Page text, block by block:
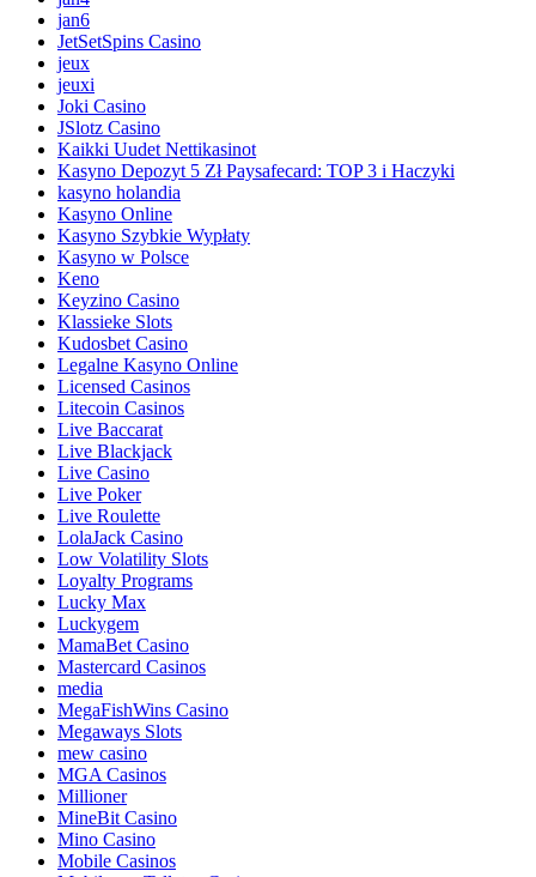
jan6
JetSetSpins Casino
jeux
jeuxi
Joki Casino
JSlotz Casino
Kaikki Uudet Nettikasinot
Kasyno Depozyt 5 Zł Paysafecard: TOP 3 i Haczyki
kasyno holandia
Kasyno Online
Kasyno Szybkie Wypłaty
Kasyno w Polsce
Keno
Keyzino Casino
Klassieke Slots
Kudosbet Casino
Legalne Kasyno Online
Licensed Casinos
Litecoin Casinos
Live Baccarat
Live Blackjack
Live Casino
Live Poker
Live Roulette
LolaJack Casino
Low Volatility Slots
Loyalty Programs
Lucky Max
Luckygem
MamaBet Casino
Mastercard Casinos
media
MegaFishWins Casino
Megaways Slots
mew casino
MGA Casinos
Millioner
MineBit Casino
Mino Casino
Mobile Casinos